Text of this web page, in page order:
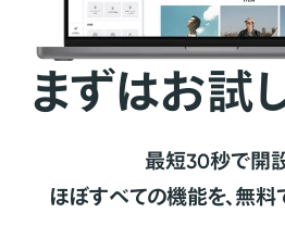
まずはお試
最短30秒で開
ほぼすべての機能を、無料